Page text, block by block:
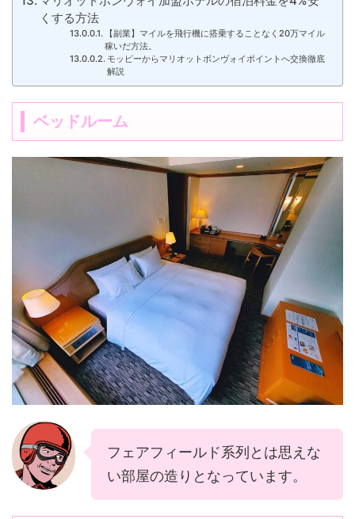
くする方法
【副業】マイルを飛行機に搭乗することなく20万マイル
稼いだ方法。
モッピーからマリオットボンヴォイポイントへ交換徹底
解説
ベッドルーム
フェアフィールド系列とは思えな
い部屋の造りとなっています。